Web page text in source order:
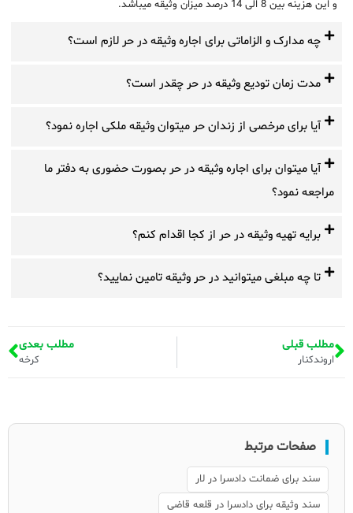
و این هزینه بین 8 الی 14 درصد میزان وثیقه میباشد.
چه مدارک و الزاماتی برای اجاره وثیقه در حر لازم است؟
مدت زمان تودیع وثیقه در حر چقدر است؟
آیا برای مرخصی از زندان حر میتوان وثیقه ملکی اجاره نمود؟
آیا میتوان برای اجاره وثیقه در حر بصورت حضوری به دفتر ما
مراجعه نمود؟
برایه تهیه وثیقه در حر از کجا اقدام کنم؟
تا چه مبلغی میتوانید در حر وثیقه تامین نمایید؟
مطلب قبلی
اروندکنار
مطلب بعدی
کرخه
صفحات مرتبط
سند برای ضمانت دادسرا در لار
سند وثیقه برای دادسرا در قلعه قاضی